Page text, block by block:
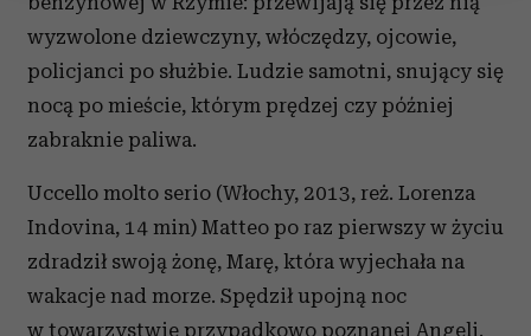
Wykorzystujemy pliki cookie do spersonalizowania treści
i reklam, aby oferować funkcje społecznościowe i
analizować ruch w naszej witrynie. Informacje o tym, jak
korzystasz z naszej witryny, udostępniamy partnerom
społecznościowym, reklamowym i analitycznym.
otrzymanymi od Ciebie lub uzyskanymi podczas
korzystania z ich usług.
wyzwolone dziewczyny, włóczędzy, ojcowie,
policjanci po służbie. Ludzie samotni, snujący się
nocą po mieście, którym prędzej czy później
zabraknie paliwa.
Uccello molto serio (Włochy, 2013, reż. Lorenza
Indovina, 14 min) Matteo po raz pierwszy w życiu
zdradził swoją żonę, Marę, która wyjechała na
wakacje nad morze. Spędził upojną noc
w towarzystwie przypadkowo poznanej Angeli.